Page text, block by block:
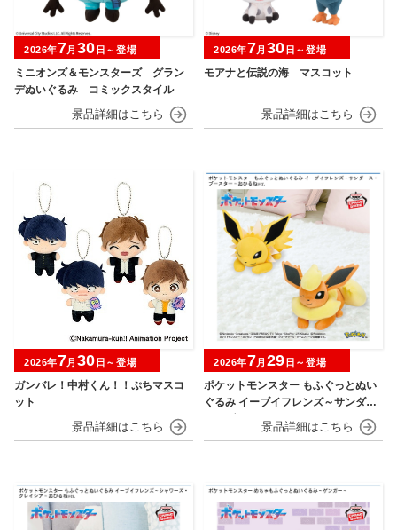
ミニオンズ＆モンスターズ グラン
デぬいぐるみ コミックスタイル
2026年7月 30 日～登場
モアナと伝説の海 マスコット
2026年7月 30 日～登場
ガンバレ！中村くん！！ぷちマスコ
ット
2026年7月 30 日～登場
ポケットモンスター もふぐっとぬい
ぐるみ イーブイフレンズ～サンダー
ス・ブースター～おひるねver.
2026年7月 29 日～登場